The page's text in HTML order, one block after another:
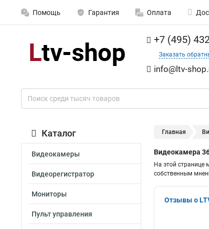
Помощь Гарантия Оплата
+7 (495)
Заказать
info@ltv-
Каталог
Видеокамеры
Видеорегистратор
Мониторы
Пульт управления
Главная
Видеокамера
На этой странице
собственным
Отзывы о